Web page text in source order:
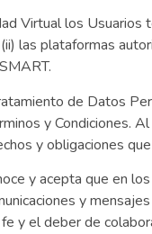
Virtual los Usuarios
las plataformas
de Datos
y Condiciones.
y obligaciones
y acepta que en
y
y el deber de